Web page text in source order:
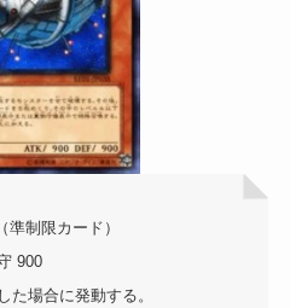
制限カード）
900
た場合に発動する。